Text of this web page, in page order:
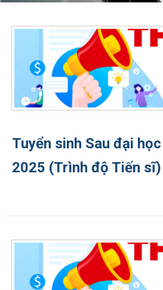
Tuyển sinh Sau đại
2025 (Trình độ Tiến sĩ)